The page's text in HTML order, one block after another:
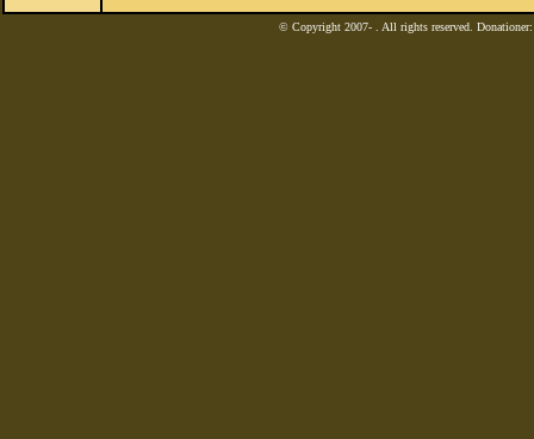
© Copyright 2007- . All rights reserved.